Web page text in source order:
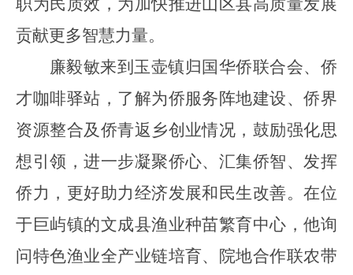
贡献更多智慧力量。
廉毅敏来到玉壶镇归国华侨联合会、侨
才咖啡驿站，了解为侨服务阵地建设、侨界
资源整合及侨青返乡创业情况，鼓励强化思
想引领，进一步凝聚侨心、汇集侨智、发挥
侨力，更好助力经济发展和民生改善。在位
于巨屿镇的文成县渔业种苗繁育中心，他询
问特色渔业全产业链培育、院地合作联农带